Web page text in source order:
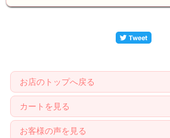
お店のトップへ戻る
カートを見る
お客様の声を見る